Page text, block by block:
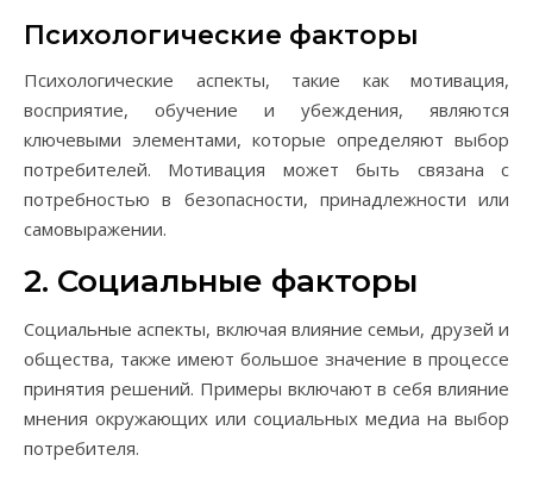
Психологические факторы
Психологические аспекты, такие как мотивация,
восприятие, обучение и убеждения, являются
ключевыми элементами, которые определяют выбор
потребителей. Мотивация может быть связана с
потребностью в безопасности, принадлежности или
самовыражении.
2. Социальные факторы
Социальные аспекты, включая влияние семьи, друзей и
общества, также имеют большое значение в процессе
принятия решений. Примеры включают в себя влияние
мнения окружающих или социальных медиа на выбор
потребителя.